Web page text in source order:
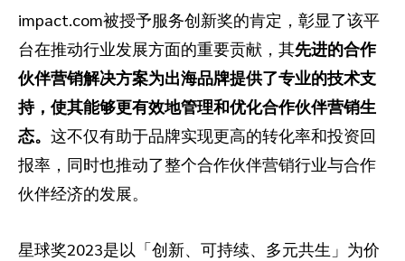
impact.com被授予服务创新奖的肯定，彰显了该平
台在推动行业发展方面的重要贡献，其先进的合作
伙伴营销解决方案为出海品牌提供了专业的技术支
持，使其能够更有效地管理和优化合作伙伴营销生
态。 这不仅有助于品牌实现更高的转化率和投资回
报率，同时也推动了整个合作伙伴营销行业与合作
伙伴经济的发展。
星球奖2023是以「创新、可持续、多元共生」为价